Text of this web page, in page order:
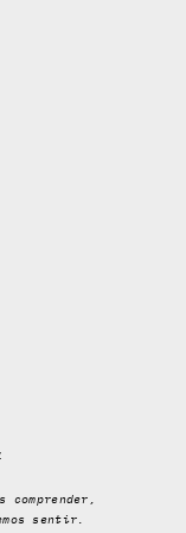
comprender,
sentir.